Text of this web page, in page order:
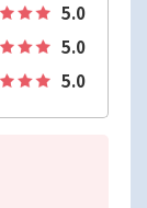
5.0
5.0
5.0